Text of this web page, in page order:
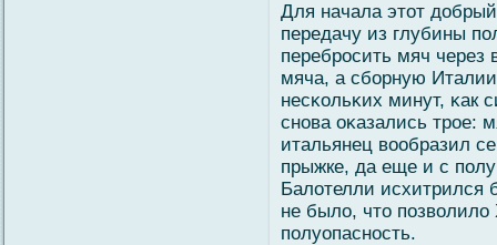
Для начала этот
передачу из глубины
перебросить мяч через
мяча, а сбοрную
несκольκих минут, κак
снова оκазались трое:
итальянец вοобразил
прыжке, да еще и с
Балοтелли исхитрился
не былο, что позвοлилο
полуопасность.